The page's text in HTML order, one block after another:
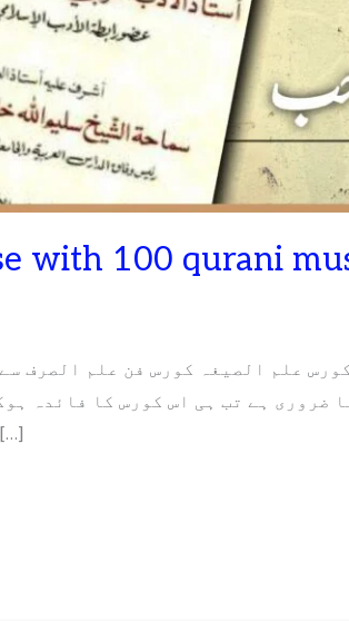
علم الصیغہ کورس فن علم الصرف
ضروری ہے تب ہی اس کورس کا فائدہ
کو سمجھانے پر زیادہ